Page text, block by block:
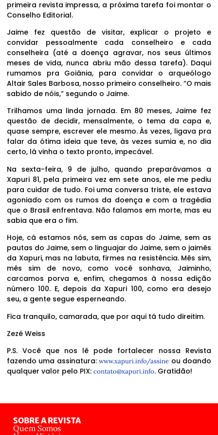
primeira revista impressa, a próxima tarefa foi montar o
Conselho Editorial.
Jaime fez questão de visitar, explicar o projeto e
convidar pessoalmente cada conselheiro e cada
conselheira (até a doença agravar, nos seus últimos
meses de vida, nunca abriu mão dessa tarefa). Daqui
rumamos pra Goiânia, para convidar o arqueólogo
Altair Sales Barbosa, nosso primeiro conselheiro. “O mais
sabido de nóis,” segundo o Jaime.
Trilhamos uma linda jornada. Em 80 meses, Jaime fez
questão de decidir, mensalmente, o tema da capa e,
quase sempre, escrever ele mesmo. Às vezes, ligava pra
falar da ótima ideia que teve, às vezes sumia e, no dia
certo, lá vinha o texto pronto, impecável.
Na sexta-feira, 9 de julho, quando preparávamos a
Xapuri 81, pela primeira vez em sete anos, ele me pediu
para cuidar de tudo. Foi uma conversa triste, ele estava
agoniado com os rumos da doença e com a tragédia
que o Brasil enfrentava. Não falamos em morte, mas eu
sabia que era o fim.
Hoje, cá estamos nós, sem as capas do Jaime, sem as
pautas do Jaime, sem o linguajar do Jaime, sem o jaimês
da Xapuri, mas na labuta, firmes na resistência. Mês sim,
mês sim de novo, como você sonhava, Jaiminho,
carcamos porva e, enfim, chegamos à nossa edição
número 100. E, depois da Xapuri 100, como era desejo
seu, a gente segue esperneando.
Fica tranquilo, camarada, que por aqui tá tudo direitim.
Zezé Weiss
P.S. Você que nos lê pode fortalecer nossa Revista
fazendo uma assinatura:www.xapuri.info/assine ou doando
qualquer valor pelo PIX: contato@xapuri.info. Gratidão!
SOBRE A REVISTA
Quem Somos